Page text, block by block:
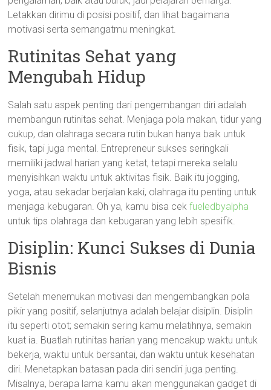
Letakkan dirimu di posisi positif, dan lihat bagaimana
motivasi serta semangatmu meningkat.
Rutinitas Sehat yang
Mengubah Hidup
Salah satu aspek penting dari pengembangan diri adalah
membangun rutinitas sehat. Menjaga pola makan, tidur yang
cukup, dan olahraga secara rutin bukan hanya baik untuk
fisik, tapi juga mental. Entrepreneur sukses seringkali
memiliki jadwal harian yang ketat, tetapi mereka selalu
menyisihkan waktu untuk aktivitas fisik. Baik itu jogging,
yoga, atau sekadar berjalan kaki, olahraga itu penting untuk
menjaga kebugaran. Oh ya, kamu bisa cekfueledbyalpha
untuk tips olahraga dan kebugaran yang lebih spesifik.
Disiplin: Kunci Sukses di Dunia
Bisnis
Setelah menemukan motivasi dan mengembangkan pola
pikir yang positif, selanjutnya adalah belajar disiplin. Disiplin
itu seperti otot; semakin sering kamu melatihnya, semakin
kuat ia. Buatlah rutinitas harian yang mencakup waktu untuk
bekerja, waktu untuk bersantai, dan waktu untuk kesehatan
diri. Menetapkan batasan pada diri sendiri juga penting.
Misalnya, berapa lama kamu akan menggunakan gadget di